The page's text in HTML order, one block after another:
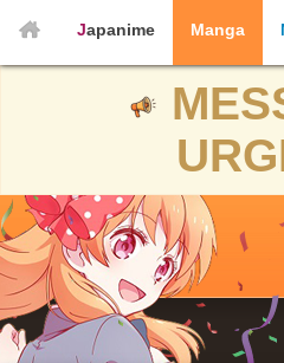
Japanime Manga